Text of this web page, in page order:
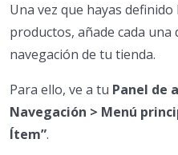
Una vez que hayas
productos, añade cada una
navegación de tu tienda.
Para ello, ve a tu Panel de
Navegación > Menú
Ítem”.